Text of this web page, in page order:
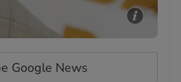
Google News